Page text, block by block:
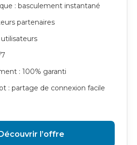
: basculement instantané
partenaires
: 100% garanti
: partage de connexion facile
Découvrir l’offre